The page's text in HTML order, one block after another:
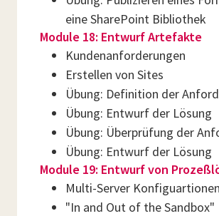
eine SharePoint Bibliothek
Module 18: Entwurf Artefakte
Kundenanforderungen
Erstellen von Sites
Übung: Definition der
Übung: Entwurf der Lösung
Übung: Überprüfung der
Übung: Entwurf der Lösung
Module 19: Entwurf von
Multi-Server Konfiguartionen
"In and Out of the Sandbox"